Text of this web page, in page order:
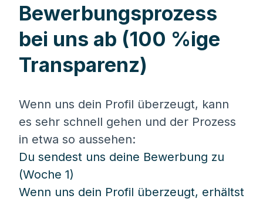
Bewerbungsprozess
bei uns ab (100 %ige
Transparenz)
Wenn uns dein Profil überzeugt, kann
es sehr schnell gehen und der Prozess
in etwa so aussehen:
Du sendest uns deine Bewerbung zu
(Woche 1)
Wenn uns dein Profil überzeugt, erhältst